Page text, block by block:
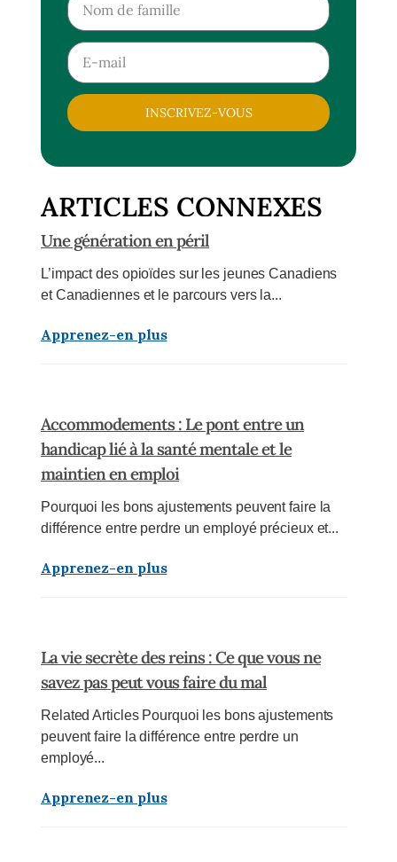
INSCRIVEZ-VOUS
ARTICLES CONNEXES
Une génération en péril
L’impact des opioïdes sur les jeunes Canadiens
et Canadiennes et le parcours vers la...
Apprenez-en plus
Accommodements : Le pont entre un
handicap lié à la santé mentale et le
maintien en emploi
Pourquoi les bons ajustements peuvent faire la
différence entre perdre un employé précieux et...
Apprenez-en plus
La vie secrète des reins : Ce que vous ne
savez pas peut vous faire du mal
Related Articles Pourquoi les bons ajustements
peuvent faire la différence entre perdre un
employé...
Apprenez-en plus